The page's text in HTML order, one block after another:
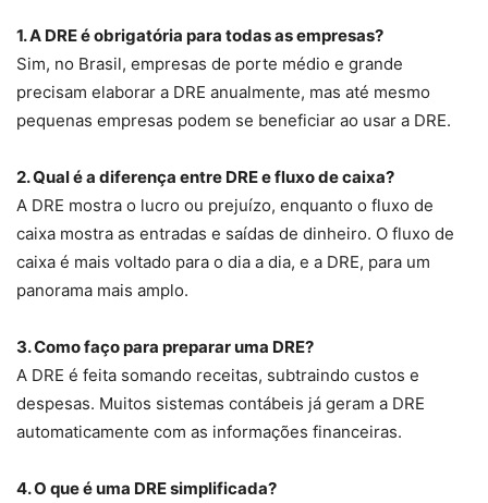
1. A DRE é obrigatória para todas as empresas?
Sim, no Brasil, empresas de porte médio e grande
precisam elaborar a DRE anualmente, mas até mesmo
pequenas empresas podem se beneficiar ao usar a DRE.
2. Qual é a diferença entre DRE e fluxo de caixa?
A DRE mostra o lucro ou prejuízo, enquanto o fluxo de
caixa mostra as entradas e saídas de dinheiro. O fluxo de
caixa é mais voltado para o dia a dia, e a DRE, para um
panorama mais amplo.
3. Como faço para preparar uma DRE?
A DRE é feita somando receitas, subtraindo custos e
despesas. Muitos sistemas contábeis já geram a DRE
automaticamente com as informações financeiras.
4. O que é uma DRE simplificada?